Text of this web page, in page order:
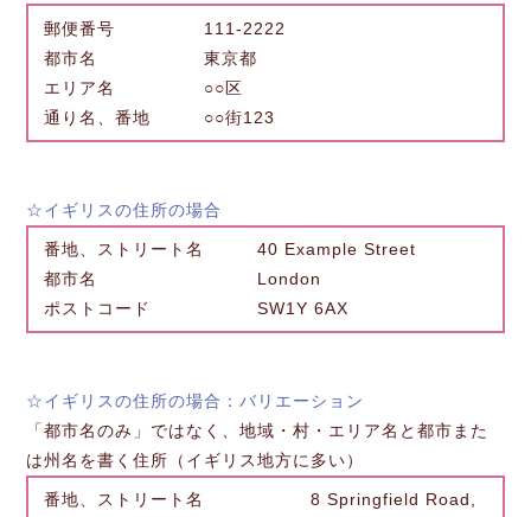
郵便番号 111-2222
都市名 東京都
エリア名 ○○区
通り名、番地 ○○街123
☆イギリスの住所の場合
番地、ストリート名 40 Example Street
都市名 London
ポストコード SW1Y 6AX
☆イギリスの住所の場合：バリエーション
「都市名のみ」ではなく、地域・村・エリア名と都市また
は州名を書く住所（イギリス地方に多い）
番地、ストリート名 8 Springfield Road,